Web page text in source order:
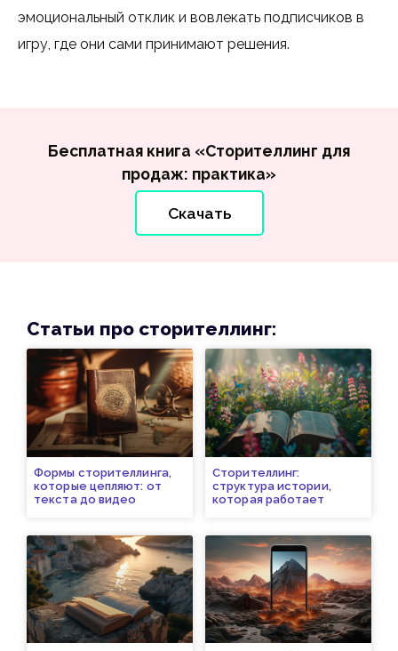
эмоциональный отклик и вовлекать подписчиков в
игру, где они сами принимают решения.
Бесплатная книга «Сторителлинг для
продаж: практика»
Скачать
Статьи про сторителлинг:
Формы сторителлинга,
которые цепляют: от
текста до видео
Сторителлинг:
структура истории,
которая работает